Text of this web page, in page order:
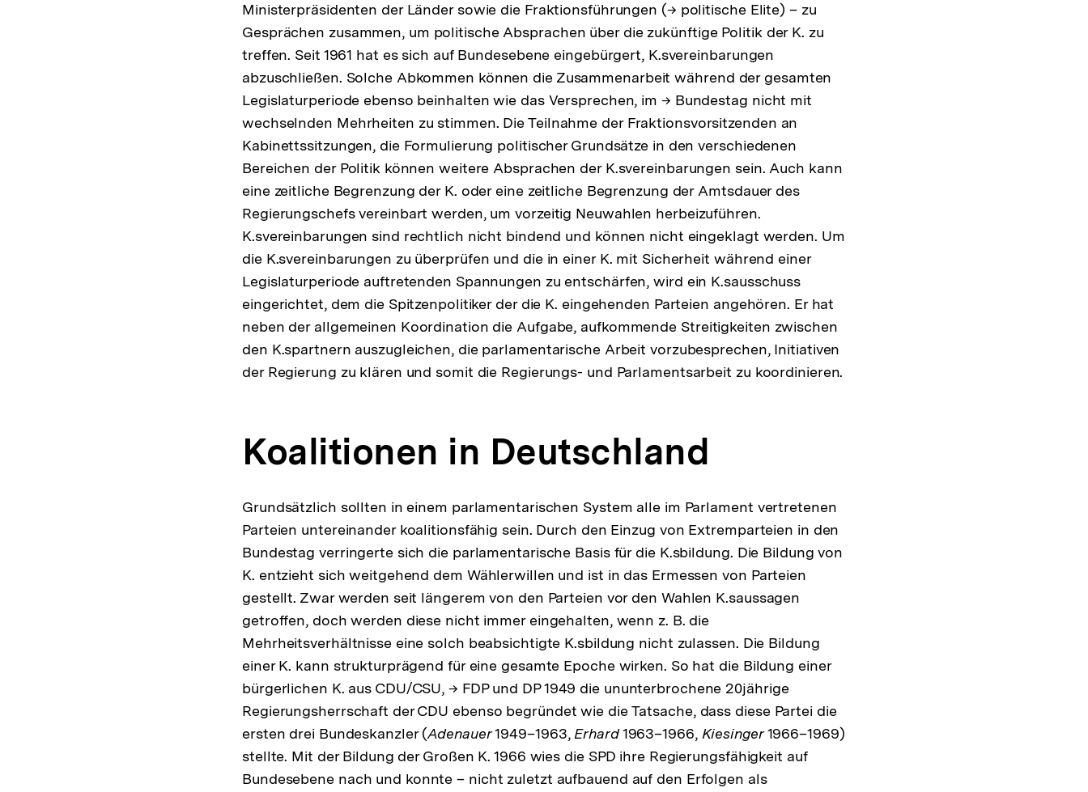
Ministerpräsidenten der Länder sowie die Fraktionsführungen (→ politische Elite) – zu
Gesprächen zusammen, um politische Absprachen über die zukünftige Politik der K. zu
treffen. Seit 1961 hat es sich auf Bundesebene eingebürgert, K.svereinbarungen
abzuschließen. Solche Abkommen können die Zusammenarbeit während der gesamten
Legislaturperiode ebenso beinhalten wie das Versprechen, im → Bundestag nicht mit
wechselnden Mehrheiten zu stimmen. Die Teilnahme der Fraktionsvorsitzenden an
Kabinettssitzungen, die Formulierung politischer Grundsätze in den verschiedenen
Bereichen der Politik können weitere Absprachen der K.svereinbarungen sein. Auch kann
eine zeitliche Begrenzung der K. oder eine zeitliche Begrenzung der Amtsdauer des
Regierungschefs vereinbart werden, um vorzeitig Neuwahlen herbeizuführen.
K.svereinbarungen sind rechtlich nicht bindend und können nicht eingeklagt werden. Um
die K.svereinbarungen zu überprüfen und die in einer K. mit Sicherheit während einer
Legislaturperiode auftretenden Spannungen zu entschärfen, wird ein K.sausschuss
eingerichtet, dem die Spitzenpolitiker der die K. eingehenden Parteien angehören. Er hat
neben der allgemeinen Koordination die Aufgabe, aufkommende Streitigkeiten zwischen
den K.spartnern auszugleichen, die parlamentarische Arbeit vorzubesprechen, Initiativen
der Regierung zu klären und somit die Regierungs- und Parlamentsarbeit zu koordinieren.
Koalitionen in Deutschland
Grundsätzlich sollten in einem parlamentarischen System alle im Parlament vertretenen
Parteien untereinander koalitionsfähig sein. Durch den Einzug von Extremparteien in den
Bundestag verringerte sich die parlamentarische Basis für die K.sbildung. Die Bildung von
K. entzieht sich weitgehend dem Wählerwillen und ist in das Ermessen von Parteien
gestellt. Zwar werden seit längerem von den Parteien vor den Wahlen K.saussagen
getroffen, doch werden diese nicht immer eingehalten, wenn z. B. die
Mehrheitsverhältnisse eine solch beabsichtigte K.sbildung nicht zulassen. Die Bildung
einer K. kann strukturprägend für eine gesamte Epoche wirken. So hat die Bildung einer
bürgerlichen K. aus CDU/CSU, → FDP und DP 1949 die ununterbrochene 20jährige
Regierungsherrschaft der CDU ebenso begründet wie die Tatsache, dass diese Partei die
ersten drei Bundeskanzler (Adenauer1949–1963, Erhard1963–1966, Kiesinger1966–1969)
stellte. Mit der Bildung der Großen K. 1966 wies die SPD ihre Regierungsfähigkeit auf
Bundesebene nach und konnte – nicht zuletzt aufbauend auf den Erfolgen als